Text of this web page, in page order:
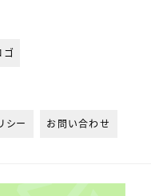
ゴ
シー お問い合わせ